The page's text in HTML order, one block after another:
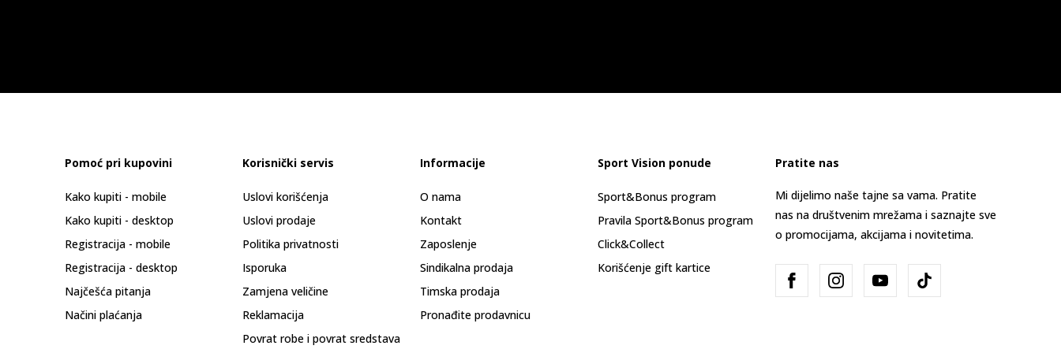
Pomoć pri kupovini
Kako kupiti - mobile
Kako kupiti - desktop
Registracija - mobile
Registracija - desktop
Najčešća pitanja
Načini plaćanja
Korisnički servis
Uslovi korišćenja
Uslovi prodaje
Politika privatnosti
Isporuka
Zamjena veličine
Reklamacija
Povrat robe i povrat sredstava
Informacije
O nama
Kontakt
Zaposlenje
Sindikalna prodaja
Timska prodaja
Pronađite prodavnicu
Sport Vision ponude
Sport&Bonus program
Pravila Sport&Bonus program
Click&Collect
Korišćenje gift kartice
Pratite nas
Mi dijelimo naše tajne sa vama. Pratite
nas na društvenim mrežama i saznajte sve
o promocijama, akcijama i novitetima.